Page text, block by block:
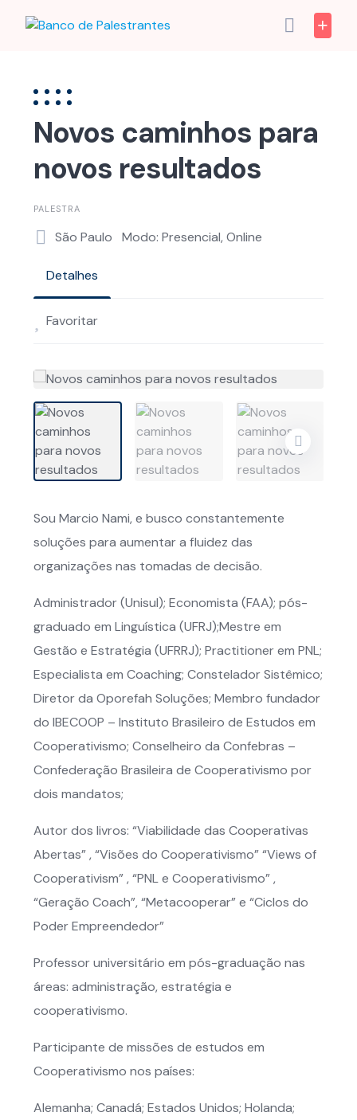
Novos caminhos para
novos resultados
PALESTRA
São Paulo Modo: Presencial, Online
Detalhes
Favoritar
Sou Marcio Nami, e busco constantemente
soluções para aumentar a fluidez das
organizações nas tomadas de decisão.
Administrador (Unisul); Economista (FAA); pós-
graduado em Linguística (UFRJ);Mestre em
Gestão e Estratégia (UFRRJ); Practitioner em PNL;
Especialista em Coaching; Constelador Sistêmico;
Diretor da Oporefah Soluções; Membro fundador
do IBECOOP – Instituto Brasileiro de Estudos em
Cooperativismo; Conselheiro da Confebras –
Confederação Brasileira de Cooperativismo por
dois mandatos;
Autor dos livros: “Viabilidade das Cooperativas
Abertas” , “Visões do Cooperativismo” “Views of
Cooperativism” , “PNL e Cooperativismo” ,
“Geração Coach”, “Metacooperar” e “Ciclos do
Poder Empreendedor”
Professor universitário em pós-graduação nas
áreas: administração, estratégia e
cooperativismo.
Participante de missões de estudos em
Cooperativismo nos países:
Alemanha; Canadá; Estados Unidos; Holanda;